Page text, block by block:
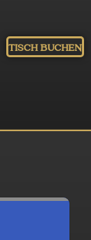
TISCH BUCHEN